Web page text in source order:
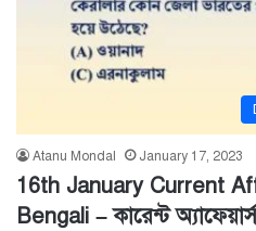
Atanu Mondal January 17, 2023
16th January Current
Bengali – কারেন্ট অ্যাফেয়ার্স